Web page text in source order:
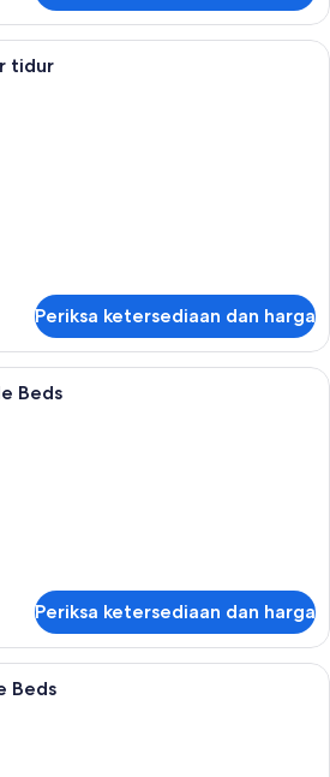
Kamar Premier, 2 kamar tidur | Area
tidur
Periksa ketersediaan dan harga
Studio Superior, 2 Single Beds |
Beds
Periksa ketersediaan dan harga
Studio Premier, 2 Single Beds |
Beds